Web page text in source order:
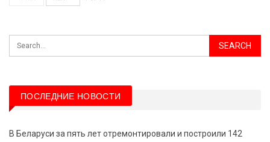
ПОСЛЕДНИЕ НОВОСТИ
В Беларуси за пять лет отремонтировали и построили 142